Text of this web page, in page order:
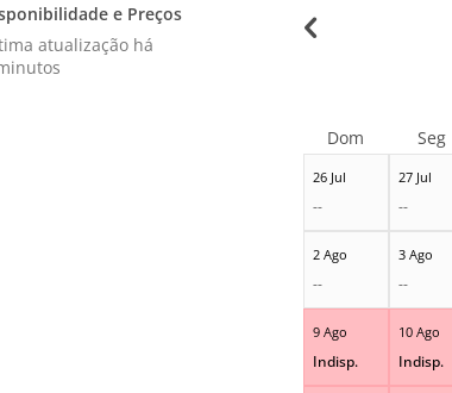
e Preços
atualização há
26 Jul
--
27 Jul
--
2 Ago
--
3 Ago
--
9 Ago
Indisp.
10 Ago
Indisp.
Dom Seg